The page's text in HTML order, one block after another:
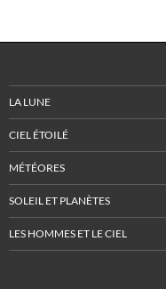
LA LUNE
CIEL ÉTOILÉ
MÉTÉORES
SOLEIL ET PLANÈTES
LES HOMMES ET LE CIEL